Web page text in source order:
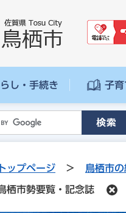
し・手続き 子育
トップページ > 鳥栖市
栖市勢要覧・記念誌